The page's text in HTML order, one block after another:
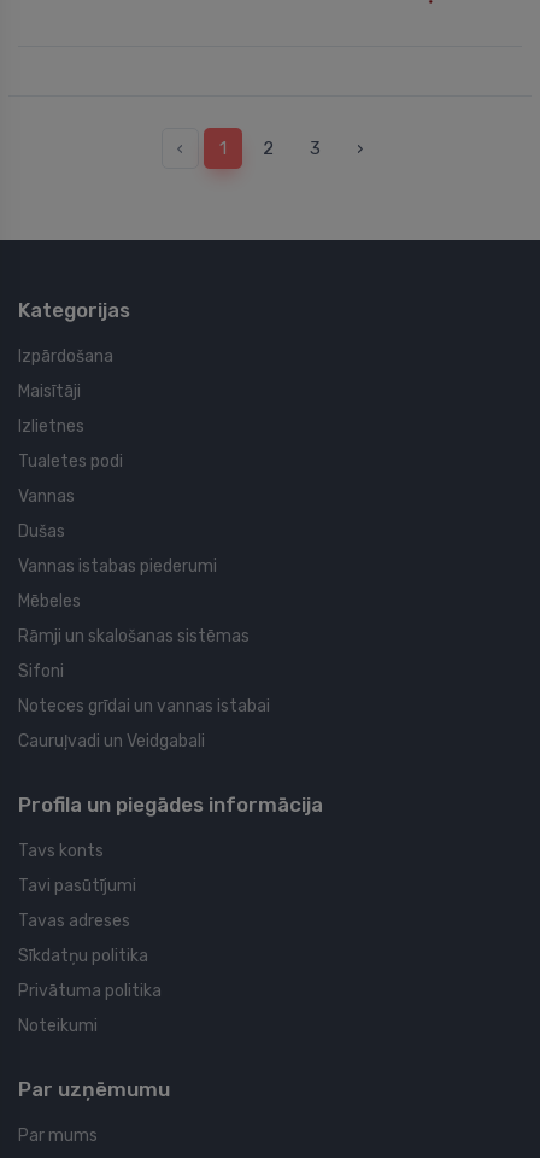
‹ 1 2 3 ›
Kategorijas
Izpārdošana
Maisītāji
Izlietnes
Tualetes podi
Vannas
Dušas
Vannas istabas piederumi
Mēbeles
Rāmji un skalošanas sistēmas
Sifoni
Noteces grīdai un vannas istabai
Cauruļvadi un Veidgabali
Profila un piegādes informācija
Tavs konts
Tavi pasūtījumi
Tavas adreses
Sīkdatņu politika
Privātuma politika
Noteikumi
Par uzņēmumu
Par mums